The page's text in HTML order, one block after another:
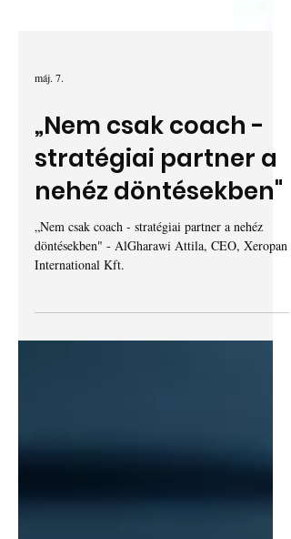
máj. 7.
„Nem csak coach -
stratégiai partner a
nehéz döntésekben"
International Kft.